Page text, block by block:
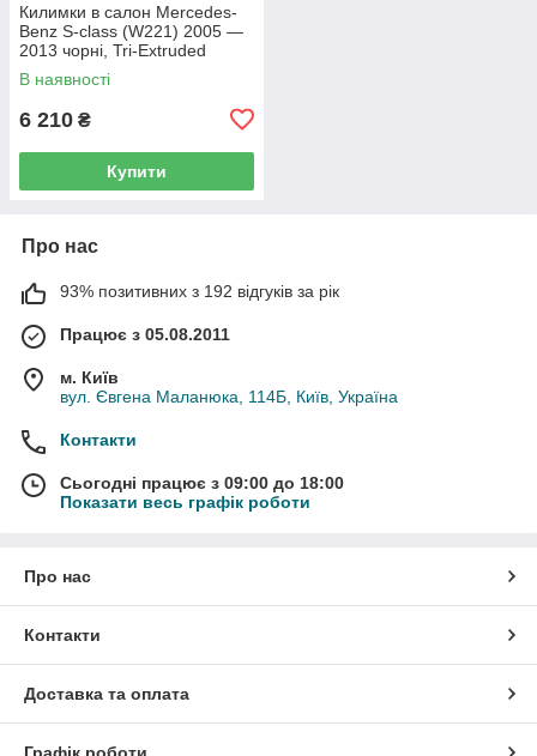
Килимки в салон Mercedes-
Benz S-class (W221) 2005 —
2013 чорні, Tri-Extruded
(WeatherTech) — передній
ряд
В наявності
6 210 ₴
Купити
Про нас
93% позитивних з 192 відгуків за рік
Працює з 05.08.2011
м. Київ
вул. Євгена Маланюка, 114Б, Київ, Україна
Контакти
Сьогодні працює з 09:00 до 18:00
Показати весь графік роботи
Про нас
Контакти
Доставка та оплата